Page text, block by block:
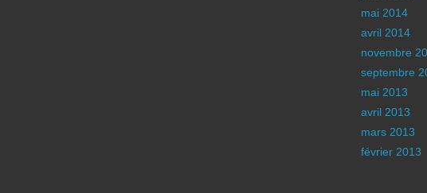
mai 2014
avril 2014
novembre
septembre
mai 2013
avril 2013
mars 2013
février 2013